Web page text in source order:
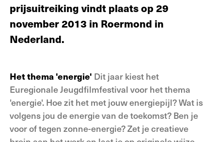
prijsuitreiking vindt plaats op 29
november 2013 in Roermond in
Nederland.
Het thema 'energie' Dit jaar kiest het
Euregionale Jeugdfilmfestival voor het thema
'energie'. Hoe zit het met jouw energiepijl? Wat is
volgens jou de energie van de toekomst? Ben je
voor of tegen zonne-energie? Zet je creatieve